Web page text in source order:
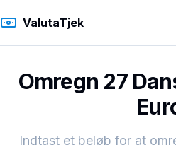
ValutaTjek
Omregn 27
Indtast et beløb for at